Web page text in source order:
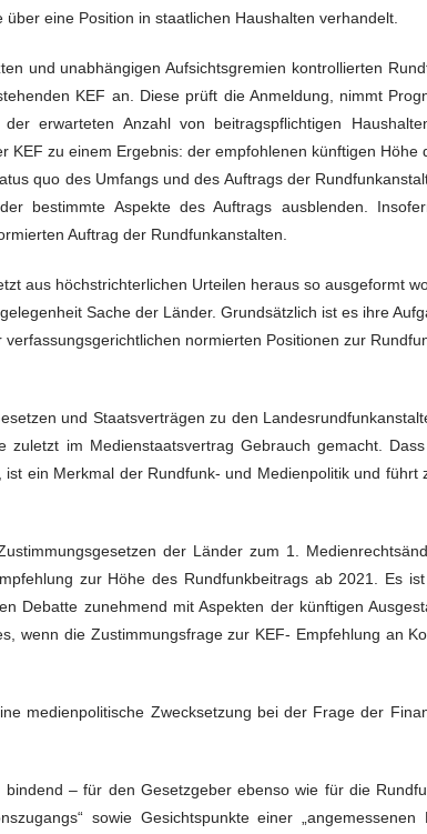
eine Position in staatlichen Haushalten verhandelt.
und unabhängigen Aufsichtsgremien kontrollierten
KEF an. Diese prüft die Anmeldung, nimmt
erwarteten Anzahl von beitragspflichtigen
zu einem Ergebnis: der empfohlenen künftigen Höhe
quo des Umfangs und des Auftrags der
bestimmte Aspekte des Auftrags ausblenden.
Auftrag der Rundfunkanstalten.
aus höchstrichterlichen Urteilen heraus so ausgeformt
Sache der Länder. Grundsätzlich ist es ihre
normierten Positionen zur
und Staatsverträgen zu den
zuletzt im Medienstaatsvertrag Gebrauch gemacht.
ein Merkmal der Rundfunk- und Medienpolitik und führt
der Länder zum 1.
zur Höhe des Rundfunkbeitrags ab 2021. Es
Debatte zunehmend mit Aspekten der künftigen
wenn die Zustimmungsfrage zur KEF- Empfehlung an
medienpolitische Zwecksetzung bei der Frage der
– für den Gesetzgeber ebenso wie für die
sowie Gesichtspunkte einer „angemessenen